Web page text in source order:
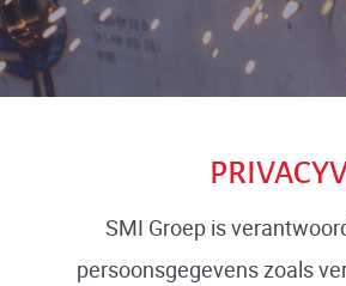
SMI Groep is
persoonsgegevens zoals